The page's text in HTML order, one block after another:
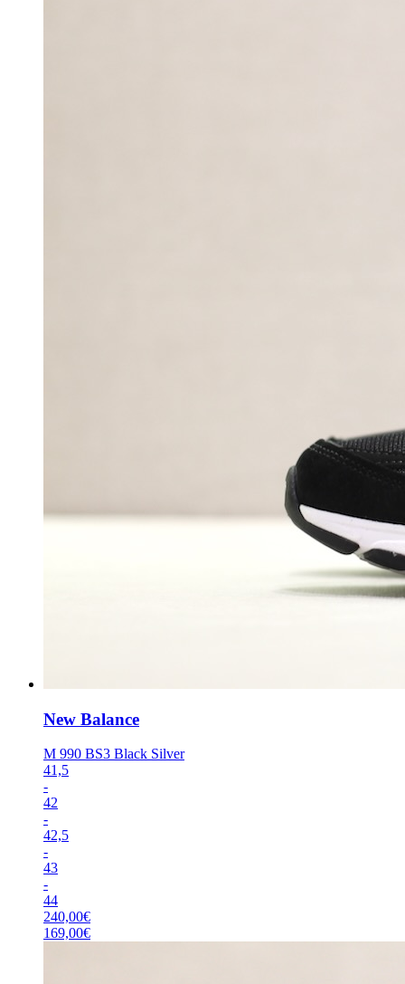
New Balance
M 990 BS3 Black Silver
41,5
-
42
-
42,5
-
43
-
44
240,00€
169,00€